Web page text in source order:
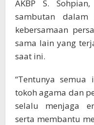
AKBP S.
sambutan
kebersamaan
sama lain yang
saat ini.
“Tentunya
tokoh agama dan
selalu menjaga
serta membantu